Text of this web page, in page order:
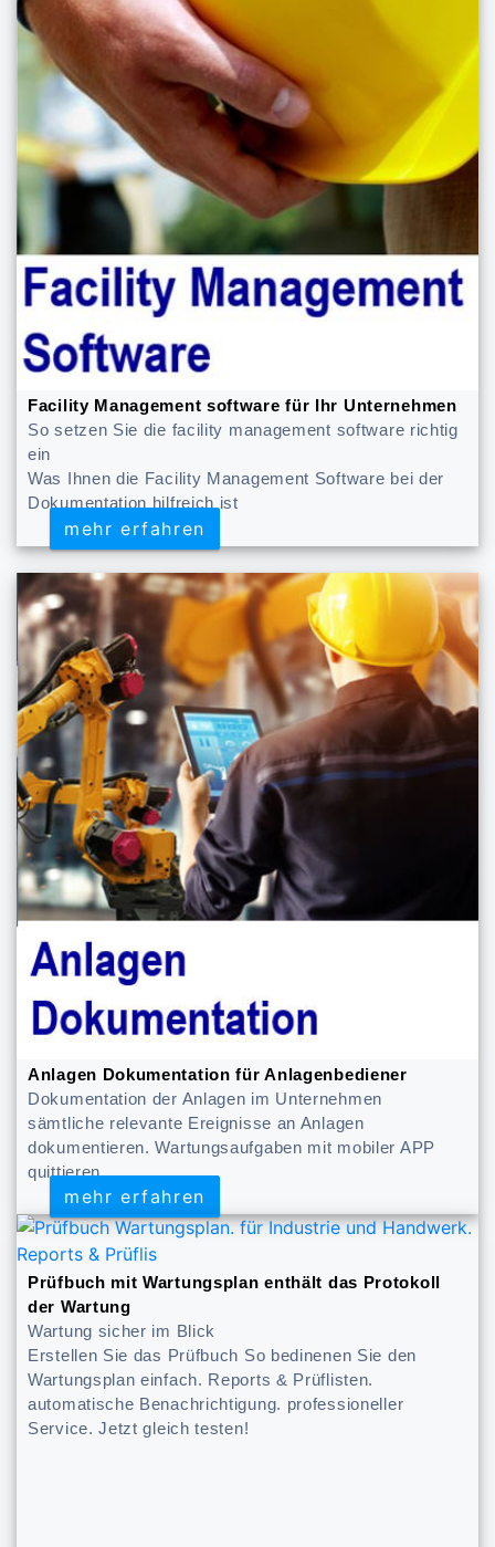
Facility Management software für Ihr Unternehmen
So setzen Sie die facility management software richtig
ein
Was Ihnen die Facility Management Software bei der
Dokumentation hilfreich ist
mehr erfahren
mehr erfahren
Anlagen Dokumentation für Anlagenbediener
Dokumentation der Anlagen im Unternehmen
sämtliche relevante Ereignisse an Anlagen
dokumentieren. Wartungsaufgaben mit mobiler APP
quittieren.
mehr erfahren
mehr erfahren
Prüfbuch mit Wartungsplan enthält das Protokoll
der Wartung
Wartung sicher im Blick
Erstellen Sie das Prüfbuch So bedinenen Sie den
Wartungsplan einfach. Reports & Prüflisten.
automatische Benachrichtigung. professioneller
Service. Jetzt gleich testen!